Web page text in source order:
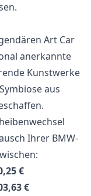
Art Car
anerkannte
Kunstwerke
aus
Ihrer BMW-
€
€